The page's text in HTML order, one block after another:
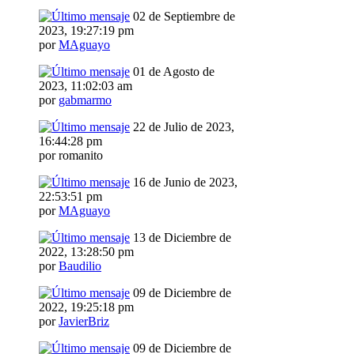
02 de Septiembre de
2023, 19:27:19 pm
porMAguayo
01 de Agosto de
2023, 11:02:03 am
por gabmarmo
22 de Julio de 2023,
16:44:28 pm
por romanito
16 de Junio de 2023,
22:53:51 pm
porMAguayo
13 de Diciembre de
2022, 13:28:50 pm
porBaudilio
09 de Diciembre de
2022, 19:25:18 pm
porJavierBriz
09 de Diciembre de